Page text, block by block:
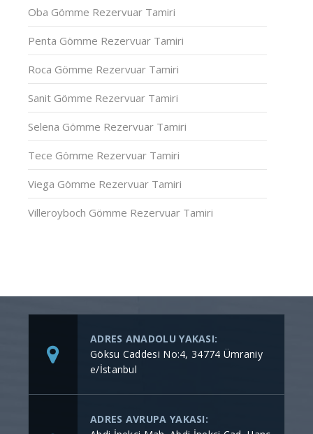
Oba Gömme Rezervuar Tamiri
Penta Gömme Rezervuar Tamiri
Roca Gömme Rezervuar Tamiri
Sanit Gömme Rezervuar Tamiri
Selena Gömme Rezervuar Tamiri
Tece Gömme Rezervuar Tamiri
Viega Gömme Rezervuar Tamiri
Villeroyboch Gömme Rezervuar Tamiri
ADRES ANADOLU YAKASI:
Göksu Caddesi No:4, 34774 Ümraniy
e/İstanbul
ADRES AVRUPA YAKASI: